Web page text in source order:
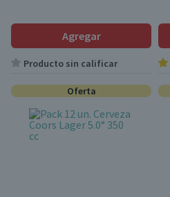
Agregar
Producto sin calificar
Oferta